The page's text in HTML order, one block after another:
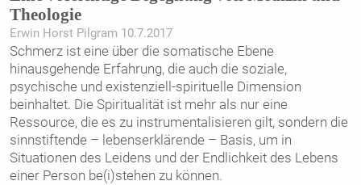
Theologie
Erwin Horst Pilgram 10.7.2017
Schmerz ist eine über die somatische Ebene
hinausgehende Erfahrung, die auch die soziale,
psychische und existenziell-spirituelle Dimension
beinhaltet. Die Spiritualität ist mehr als nur eine
Ressource, die es zu instrumentalisieren gilt, sondern die
sinnstiftende – lebenserklärende – Basis, um in
Situationen des Leidens und der Endlichkeit des Lebens
einer Person be(i)stehen zu können.